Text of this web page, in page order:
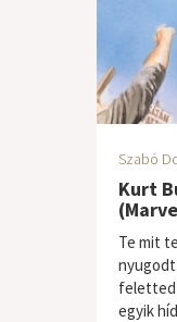
Szabó
Kurt
Te mit
feletted
egyik